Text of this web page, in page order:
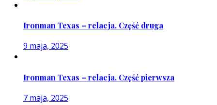
Ironman Texas – relacja. Część druga
9 maja, 2025
Ironman Texas – relacja. Część pierwsza
7 maja, 2025